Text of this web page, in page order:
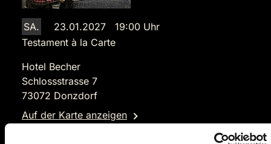
SA.
23.01.2027 19:00 Uhr
Testament à la Carte
Hotel Becher
Schlossstrasse 7
73072 Donzdorf
Auf der Karte anzeigen